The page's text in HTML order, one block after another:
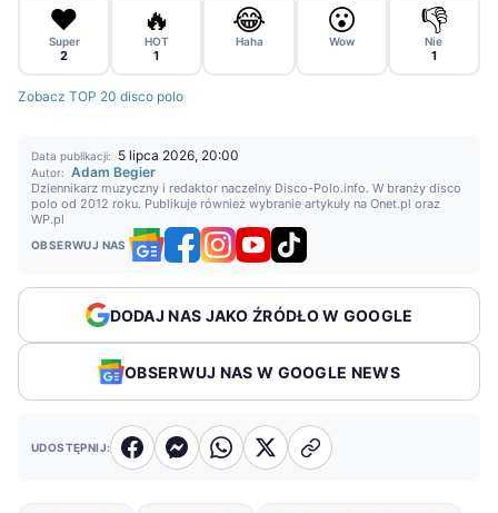
❤️
Super
2
🔥
HOT
1
😂
Haha
😮
Wow
👎
Nie
1
Zobacz TOP 20 disco polo
Data publikacji: 5 lipca 2026, 20:00
Autor: Adam Begier
Dziennikarz muzyczny i redaktor naczelny Disco-Polo.info. W branży disco
polo od 2012 roku. Publikuje również wybranie artykuły na Onet.pl oraz
WP.pl
OBSERWUJ NAS
DODAJ NAS JAKO ŹRÓDŁO W GOOGLE
OBSERWUJ NAS W GOOGLE NEWS
UDOSTĘPNIJ: